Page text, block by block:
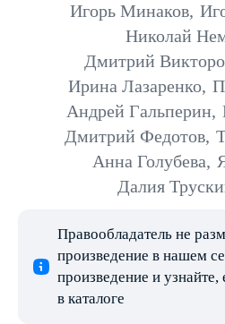
Игорь Минаков,
Николай
Дмитрий
Ирина Лазаренко,
Андрей Гальперин,
Дмитрий Федотов,
Анна Голубева,
Далия
Правообладатель не
произведение в нашем
произведение и узнайте,
в каталоге